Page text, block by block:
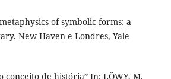
metaphysics of symbolic forms: a
New Haven e Londres, Yale
conceito de história” In: LÖWY, M.